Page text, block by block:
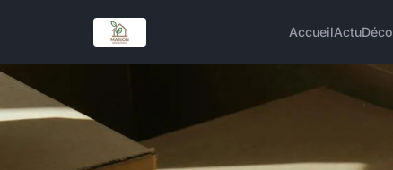
AccueilActuDéco